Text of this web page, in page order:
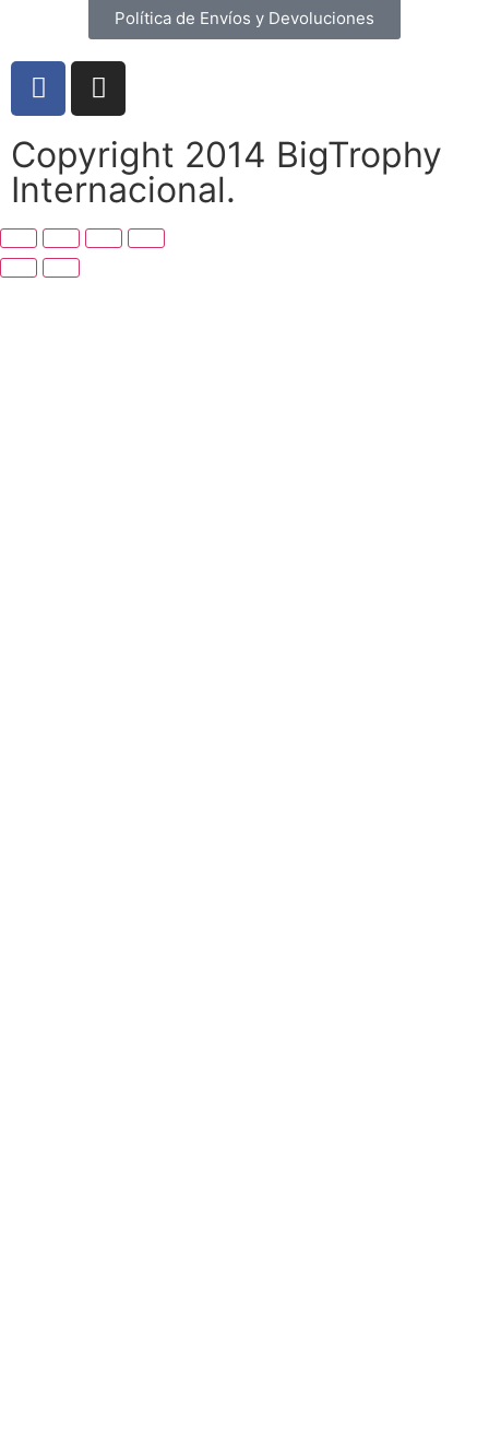
Política de Envíos y Devoluciones
Copyright 2014 BigTrophy
Internacional.